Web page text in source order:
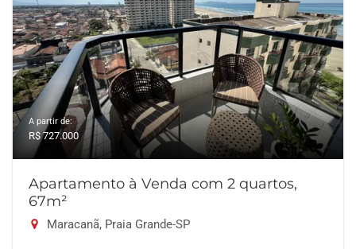
A partir de:
R$ 727.000
Apartamento à Venda com 2 quartos,
67m²
Maracanã, Praia Grande-SP